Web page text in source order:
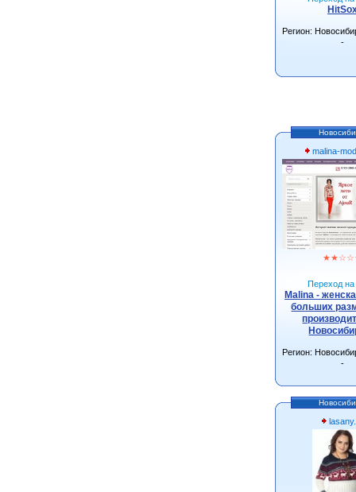
Регион:
-
malina-
★★☆☆
Переход на
Malina -
больших
Регион:
-